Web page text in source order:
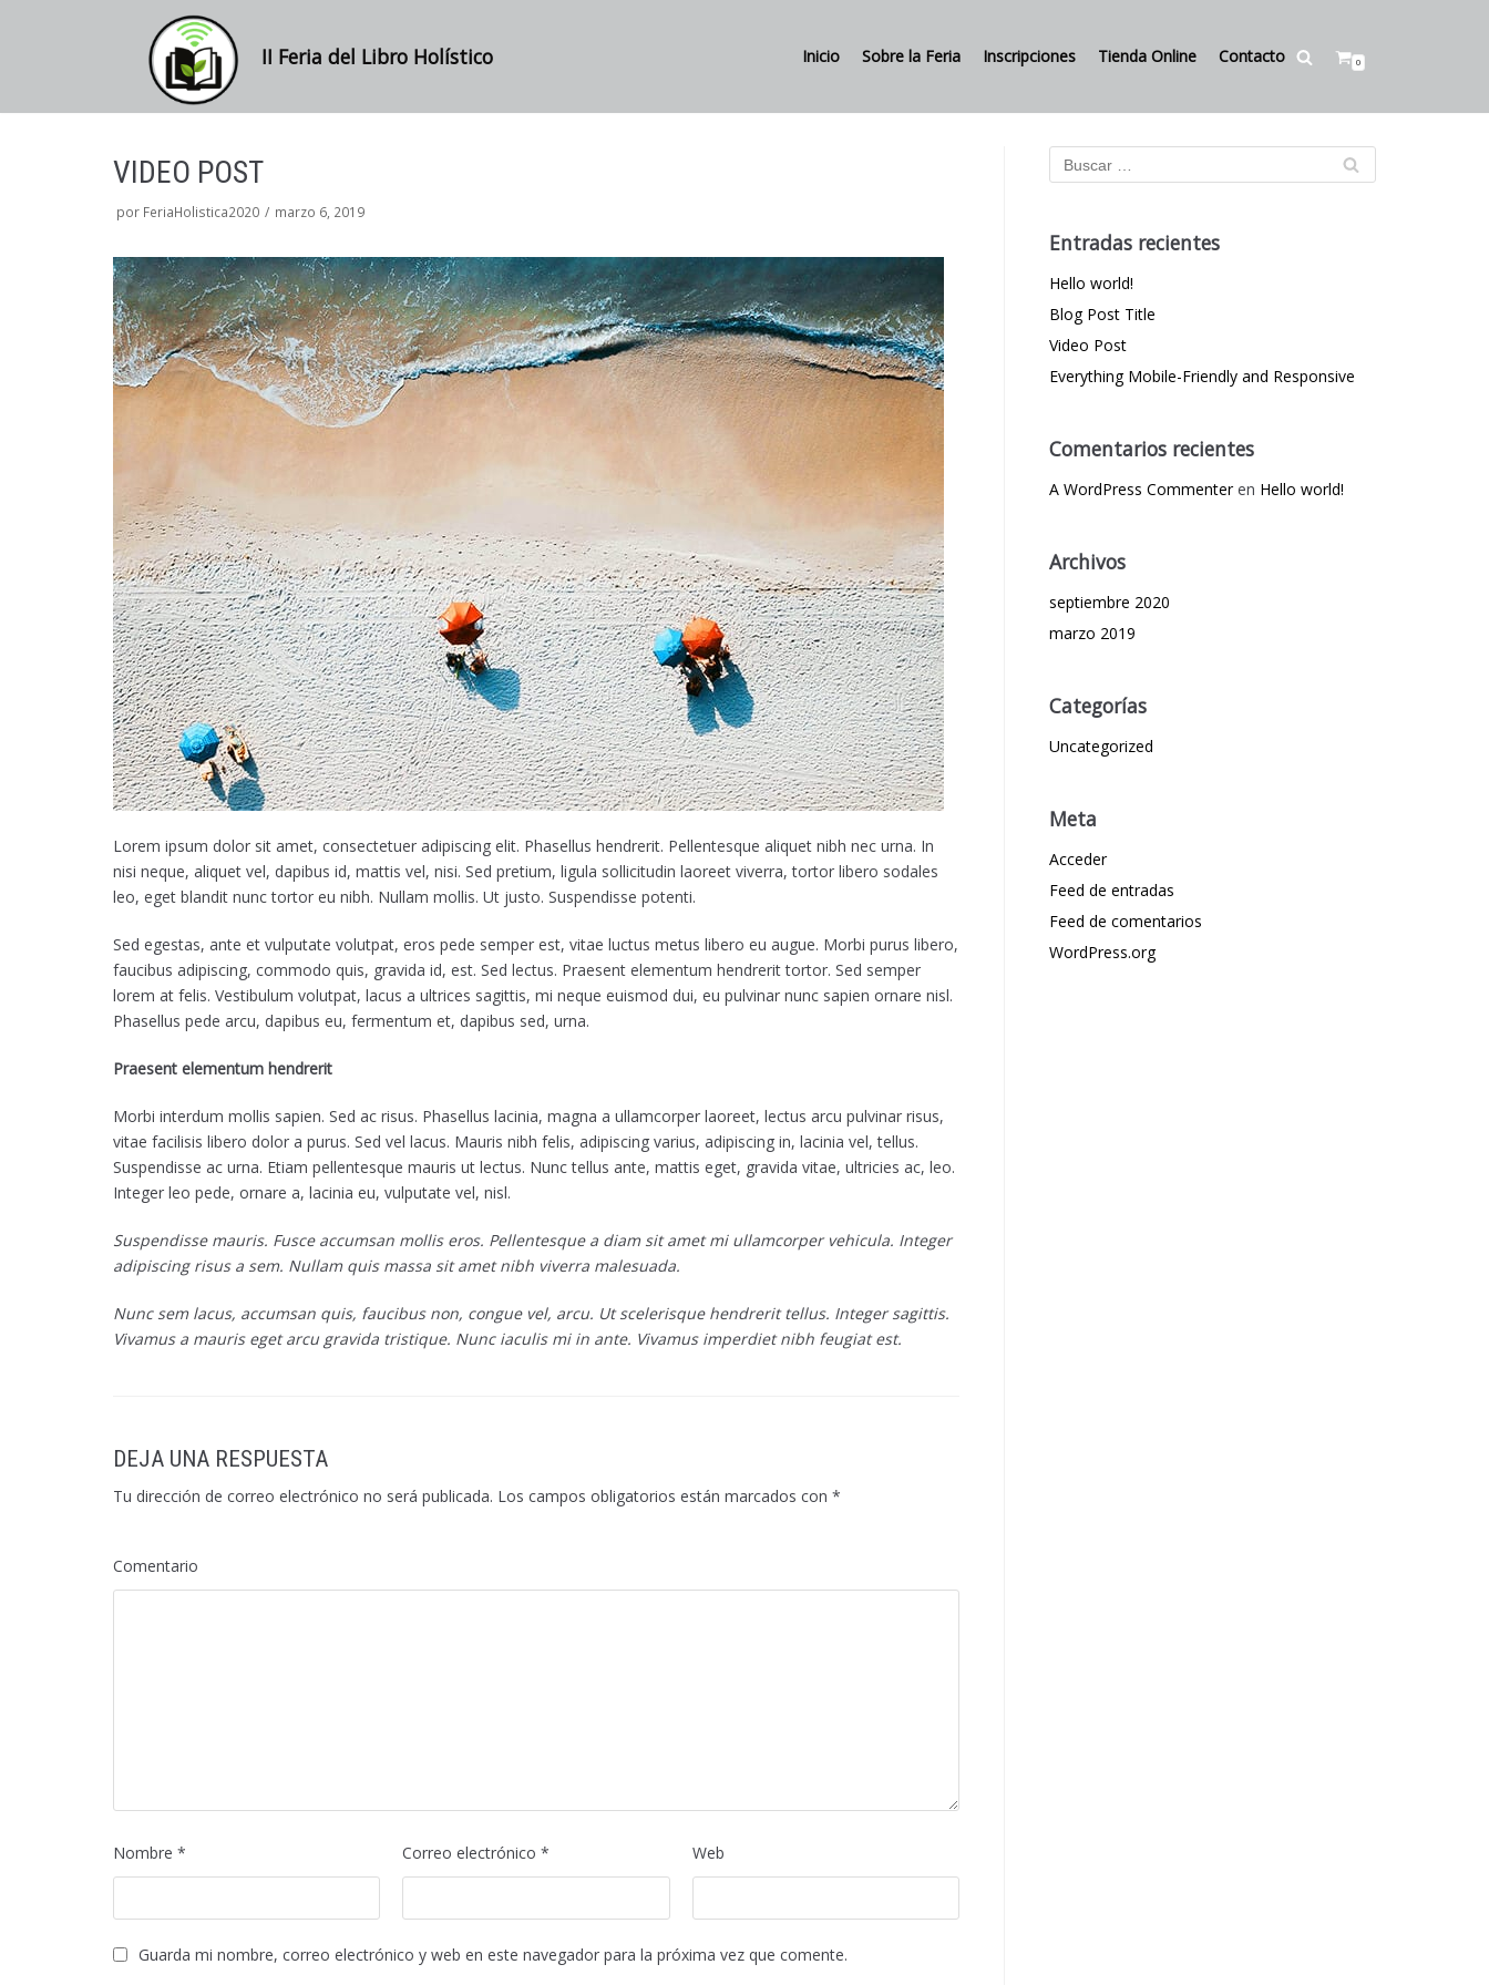
contenido
II Feria del Libro Holístico Inicio Sobre la Feria Inscripciones Tienda Online Contacto 0
VIDEO POST
por FeriaHolistica2020 marzo 6, 2019
Lorem ipsum dolor sit amet, consectetuer adipiscing elit. Phasellus hendrerit. Pellentesque aliquet nibh nec urna. In
nisi neque, aliquet vel, dapibus id, mattis vel, nisi. Sed pretium, ligula sollicitudin laoreet viverra, tortor libero sodales
leo, eget blandit nunc tortor eu nibh. Nullam mollis. Ut justo. Suspendisse potenti.
Sed egestas, ante et vulputate volutpat, eros pede semper est, vitae luctus metus libero eu augue. Morbi purus libero,
faucibus adipiscing, commodo quis, gravida id, est. Sed lectus. Praesent elementum hendrerit tortor. Sed semper
lorem at felis. Vestibulum volutpat, lacus a ultrices sagittis, mi neque euismod dui, eu pulvinar nunc sapien ornare nisl.
Phasellus pede arcu, dapibus eu, fermentum et, dapibus sed, urna.
Praesent elementum hendrerit
Morbi interdum mollis sapien. Sed ac risus. Phasellus lacinia, magna a ullamcorper laoreet, lectus arcu pulvinar risus,
vitae facilisis libero dolor a purus. Sed vel lacus. Mauris nibh felis, adipiscing varius, adipiscing in, lacinia vel, tellus.
Suspendisse ac urna. Etiam pellentesque mauris ut lectus. Nunc tellus ante, mattis eget, gravida vitae, ultricies ac, leo.
Integer leo pede, ornare a, lacinia eu, vulputate vel, nisl.
Suspendisse mauris. Fusce accumsan mollis eros. Pellentesque a diam sit amet mi ullamcorper vehicula. Integer
adipiscing risus a sem. Nullam quis massa sit amet nibh viverra malesuada.
Nunc sem lacus, accumsan quis, faucibus non, congue vel, arcu. Ut scelerisque hendrerit tellus. Integer sagittis.
Vivamus a mauris eget arcu gravida tristique. Nunc iaculis mi in ante. Vivamus imperdiet nibh feugiat est.
DEJA UNA RESPUESTA
Tu dirección de correo electrónico no será publicada. Los campos obligatorios están marcados con *
Comentario
Nombre * Correo electrónico* Web
Guarda mi nombre, correo electrónico y web en este navegador para la próxima vez que comente.
Entradas recientes
Hello world!
Blog Post Title
Video Post
Everything Mobile-Friendly and Responsive
Comentarios recientes
A WordPress Commenteren Hello world!
Archivos
septiembre 2020
marzo 2019
Categorías
Uncategorized
Meta
Acceder
Feed de entradas
Feed de comentarios
WordPress.org